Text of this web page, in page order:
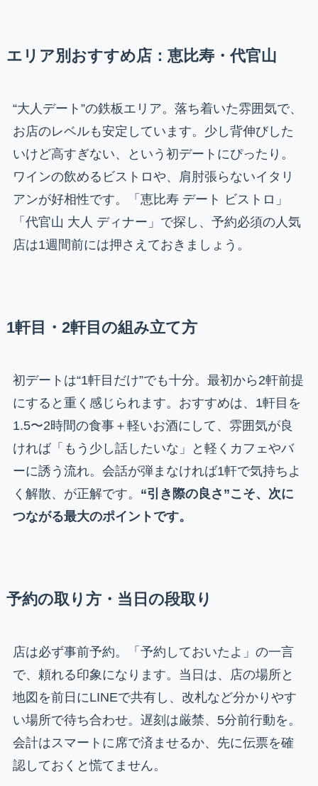
エリア別おすすめ店：恵比寿・代官山
“大人デート”の鉄板エリア。落ち着いた雰囲気で、
お店のレベルも安定しています。少し背伸びした
いけど高すぎない、という初デートにぴったり。
ワインの飲めるビストロや、肩肘張らないイタリ
アンが好相性です。「恵比寿 デート ビストロ」
「代官山 大人 ディナー」で探し、予約必須の人気
店は1週間前には押さえておきましょう。
1軒目・2軒目の組み立て方
初デートは“1軒目だけ”でも十分。最初から2軒前提
にすると重く感じられます。おすすめは、1軒目を
1.5〜2時間の食事＋軽いお酒にして、雰囲気が良
ければ「もう少し話したいな」と軽くカフェやバ
ーに誘う流れ。会話が弾まなければ1軒で気持ちよ
く解散、が正解です。 “引き際の良さ”こそ、次に
つながる最大のポイントです。
予約の取り方・当日の段取り
店は必ず事前予約。「予約しておいたよ」の一言
で、頼れる印象になります。当日は、店の場所と
地図を前日にLINEで共有し、改札など分かりやす
い場所で待ち合わせ。遅刻は厳禁、5分前行動を。
会計はスマートに席で済ませるか、先に伝票を確
認しておくと慌てません。